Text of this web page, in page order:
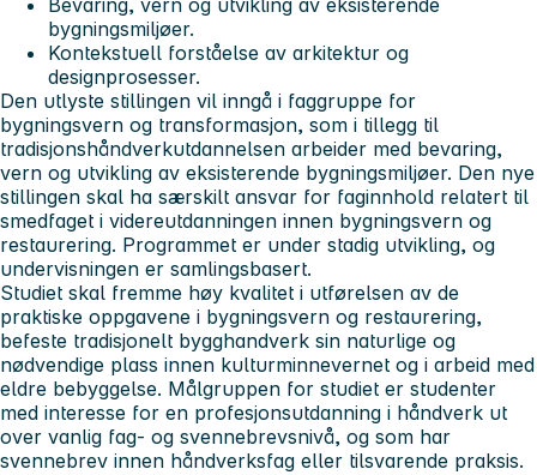
Bevaring, vern og utvikling av eksisterende
bygningsmiljøer.
Kontekstuell forståelse av arkitektur og
designprosesser.
Den utlyste stillingen vil inngå i faggruppe for
bygningsvern og transformasjon, som i tillegg til
tradisjonshåndverkutdannelsen arbeider med bevaring,
vern og utvikling av eksisterende bygningsmiljøer. Den nye
stillingen skal ha særskilt ansvar for faginnhold relatert til
smedfaget i videreutdanningen innen bygningsvern og
restaurering. Programmet er under stadig utvikling, og
undervisningen er samlingsbasert.
Studiet skal fremme høy kvalitet i utførelsen av de
praktiske oppgavene i bygningsvern og restaurering,
befeste tradisjonelt bygghandverk sin naturlige og
nødvendige plass innen kulturminnevernet og i arbeid med
eldre bebyggelse. Målgruppen for studiet er studenter
med interesse for en profesjonsutdanning i håndverk ut
over vanlig fag- og svennebrevsnivå, og som har
svennebrev innen håndverksfag eller tilsvarende praksis.